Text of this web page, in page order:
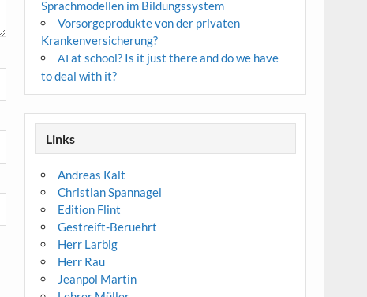
Sprachmodellen im Bildungssystem
Vorsorgeprodukte von der privaten
Krankenversicherung?
AI at school? Is it just there and do we have
to deal with it?
Links
Andreas Kalt
Christian Spannagel
Edition Flint
Gestreift-Beruehrt
Herr Larbig
Herr Rau
Jeanpol Martin